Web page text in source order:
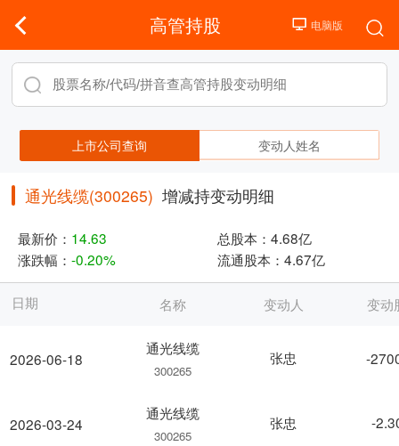
高管持股
上市公司查询 变动人姓名
通光线缆(300265) 增减持变动明细
最新价： 14.63 总股本： 4.68亿
涨跌幅： -0.20% 流通股本： 4.67亿
日期
2026-06-18
2026-03-24
名称 变动人 变动
通光线缆
300265
张忠 -
通光线缆
300265
张忠 -